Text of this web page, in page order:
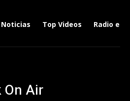
Noticias Top Videos Radio en
On Air